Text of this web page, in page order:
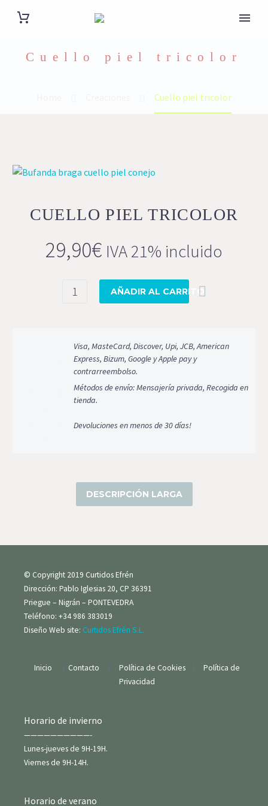
Cuello piel tricolor
Cuello piel tricolor
CUELLO PIEL TRICOLOR
29,90€ IVA 21% incluido
Cuello
AÑADIR AL CARRITO
Visa, MasteCard, Discover, Upi, JCB, American
Express, Bizum, Google y Apple pay y
contrarreembolso.
Métodos de envío: Mensajería privada, Recogida en
tienda.
Devoluciones en menos de 30 días!
DESCRIPCIÓN LARGA
© Copyright 2019 Curtidos Efrén
Dirección: Pablo Iglesias 20, CP 36391
Priegue – Nigrán – PONTEVEDRA
Teléfono: +34 986 383019
Diseño Web site: Curtidos Efrén S.L.
Inicio | Contacto | Política de Cookies |
Política de
Privacidad
Horario de invierno
——————————-
Lunes-jueves de 9H-19H.
Viernes de 9H-14H.
Horario de verano